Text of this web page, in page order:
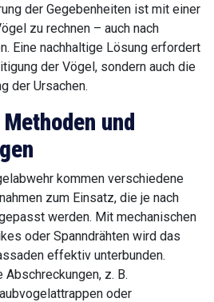
der Gegebenheiten ist mit einer
zu rechnen – auch nach
Eine nachhaltige Lösung erfordert
der Vögel, sondern auch die
der Ursachen.
und
kommen verschiedene
zum Einsatz, die je nach
werden. Mit mechanischen
oder Spanndrähten wird das
effektiv unterbunden.
z. B.
oder